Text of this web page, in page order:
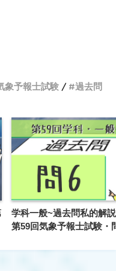
象予報士試験 過去問
学科一般~過去問私的解
第59回気象予報士試験・